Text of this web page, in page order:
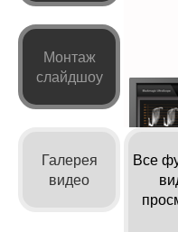
Монтаж
слайдшоу
Галерея
видео
Все